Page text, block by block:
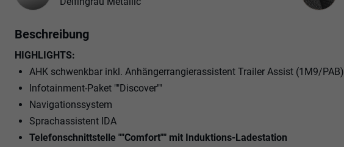
Beschreibung
HIGHLIGHTS:
AHK schwenkbar inkl. Anhängerrangierassistent Trailer Assist (1M9/PAB)
Infotainment-Paket ""Discover""
Navigationssystem
Sprachassistent IDA
Telefonschnittstelle ""Comfort"" mit Induktions-Ladestation